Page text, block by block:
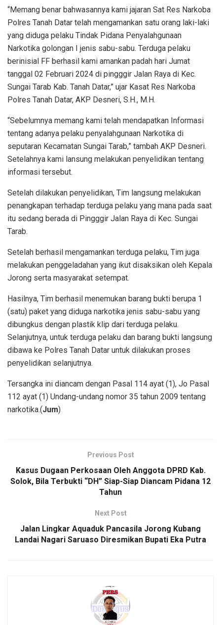
“Memang benar bahwasannya kami jajaran Sat Res Narkoba
Polres Tanah Datar telah mengamankan satu orang laki-laki
yang diduga pelaku Tindak Pidana Penyalahgunaan
Narkotika golongan I jenis sabu-sabu. Terduga pelaku
berinisial FF berhasil kami amankan padah hari Jumat
tanggal 02 Februari 2024 di pingggir Jalan Raya di Kec.
Sungai Tarab Kab. Tanah Datar,” ujar Kasat Res Narkoba
Polres Tanah Datar, AKP Desneri, S.H., M.H.
“Sebelumnya memang kami telah mendapatkan Informasi
tentang adanya pelaku penyalahgunaan Narkotika di
seputaran Kecamatan Sungai Tarab,” tambah AKP Desneri.
Setelahnya kami lansung melakukan penyelidikan tentang
informasi tersebut.
Setelah dilakukan penyelidikan, Tim langsung melakukan
penangkapan terhadap terduga pelaku yang mana pada saat
itu sedang berada di Pingggir Jalan Raya di Kec. Sungai
Tarab.
Setelah berhasil mengamankan terduga pelaku, Tim juga
melakukan penggeladahan yang ikut disaksikan oleh Kepala
Jorong serta masyarakat setempat.
Hasilnya, Tim berhasil menemukan barang bukti berupa 1
(satu) paket yang diduga narkotika jenis sabu-sabu yang
dibungkus dengan plastik klip dari terduga pelaku.
Selanjutnya, untuk terduga pelaku dan barang bukti langsung
dibawa ke Polres Tanah Datar untuk dilakukan proses
penyelidikan selanjutnya.
Tersangka ini diancam dengan Pasal 114 ayat (1), Jo Pasal
112 ayat (1) Undang-undang nomor 35 tahun 2009 tentang
narkotika.(Jum)
Previous Post
Kasus Dugaan Perkosaan Oleh Anggota DPRD Kab.
Solok, Bila Terbukti “DH” Siap-Siap Diancam Pidana 12
Tahun
Next Post
Jalan Lingkar Aquaduk Pancasila Jorong Kubang
Landai Nagari Saruaso Diresmikan Bupati Eka Putra